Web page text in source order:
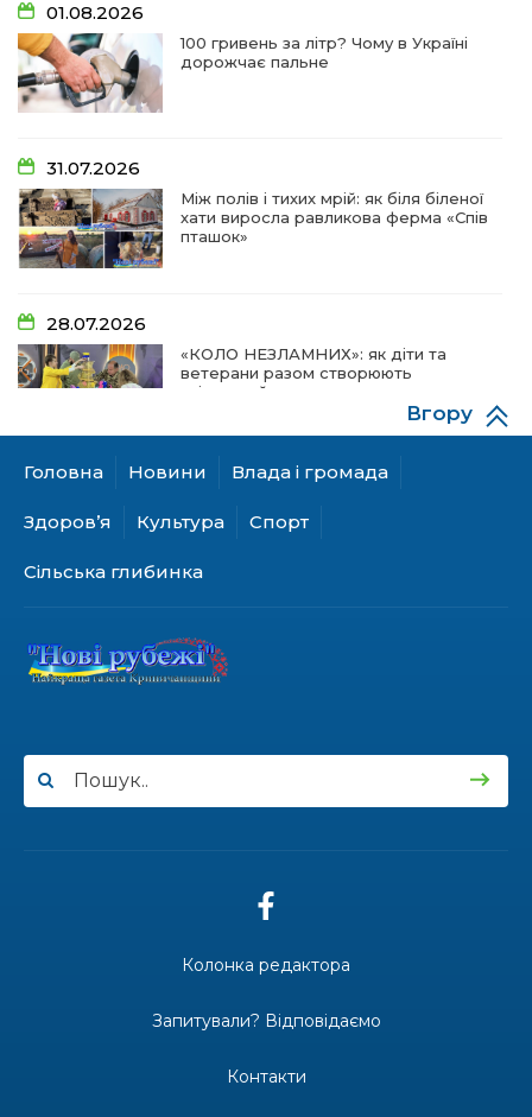
01.08.2026
100 гривень за літр? Чому в Україні
дорожчає пальне
31.07.2026
Між полів і тихих мрій: як біля біленої
хати виросла равликова ферма «Спів
пташок»
28.07.2026
«КОЛО НЕЗЛАМНИХ»: як діти та
ветерани разом створюють
унікальний телепроєкт
18.07.2026
Криничанської громади за
100-ий день народження відзначила
жителька Первозванівки Олена
16.07.2026
ДОЩІ СТРИМУЮТЬ ЖНИВА
Головна Новини Влада і громада
Здоров’я Культура Спорт
Сільська глибинка
Вгору
Колонка редактора
Запитували? Відповідаємо
Контакти